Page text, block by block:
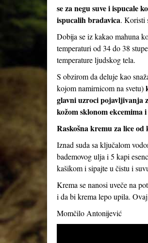
se za negu suve i ispucale
ispucalih bradavica. Koristi
Dobija se iz kakao mahuna
temperaturi od 34 do 38
temperature ljudskog tela.
S obzirom da deluje kao
kojom namirnicom na svetu)
glavni uzroci pojavljivanja
kožom sklonom ekcemima
Raskošna kremu za lice
Iznad suda sa ključalom
bademovog ulja i 5 kapi
kašikom i sipajte u čistu i
Krema se nanosi uveče na
i da bi krema lepo upila.
Momčilo Antonijević